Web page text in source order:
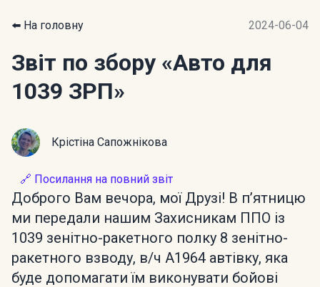
⬅️ На головну 2024-06-04
Звіт по збору «Авто для
1039 ЗРП»
Крістіна Сапожнікова
🔗 Посилання на повний звіт
Доброго Вам вечора, мої Друзі! В пʼятницю
ми передали нашим Захисникам ППО із
1039 зенітно-ракетного полку 8 зенітно-
ракетного взводу, в/ч А1964 автівку, яка
буде допомагати їм виконувати бойові